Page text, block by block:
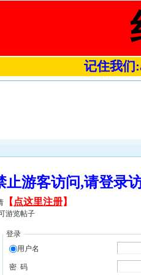
记住我们
止游客访问,请登
【 点这里注册】
游览帖子
登录
用户名
密 码